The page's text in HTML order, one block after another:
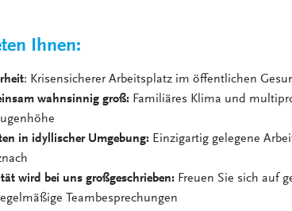
Ihnen:
: Krisensicherer Arbeitsplatz im öffentlichen
wahnsinnig groß: Familiäres Klima und
in idyllischer Umgebung: Einzigartig gelegene
wird bei uns großgeschrieben: Freuen Sie sich auf
Teambesprechungen